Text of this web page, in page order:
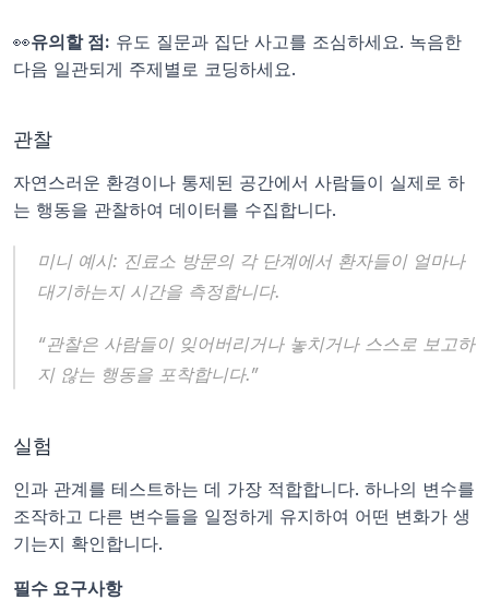
👀유의할 점: 유도 질문과 집단 사고를 조심하세요. 녹음한
다음 일관되게 주제별로 코딩하세요.
관찰
자연스러운 환경이나 통제된 공간에서 사람들이 실제로 하
는 행동을 관찰하여 데이터를 수집합니다.
미니 예시: 진료소 방문의 각 단계에서 환자들이 얼마나
대기하는지 시간을 측정합니다.
“관찰은 사람들이 잊어버리거나 놓치거나 스스로 보고하
지 않는 행동을 포착합니다.”
실험
인과 관계를 테스트하는 데 가장 적합합니다. 하나의 변수를
조작하고 다른 변수들을 일정하게 유지하여 어떤 변화가 생
기는지 확인합니다.
필수 요구사항